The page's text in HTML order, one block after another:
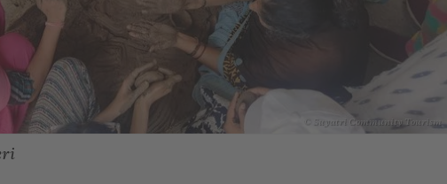
© Suyatri Community Tourism